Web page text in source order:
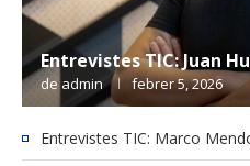
Entrevistes TIC: Juan
de admin febrer 5, 2026
Entrevistes TIC: Marco